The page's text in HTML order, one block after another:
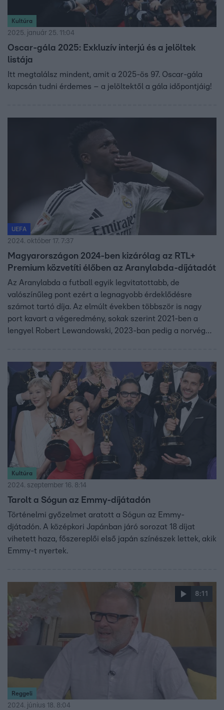
Kultúra
2025. január 25. 11:04
Oscar-gála 2025: Exkluzív interjú és a jelöltek
listája
Itt megtalálsz mindent, amit a 2025-ös 97. Oscar-gála
kapcsán tudni érdemes – a jelöltektől a gála időpontjáig!
UEFA
2024. október 17. 7:37
Magyarországon 2024-ben kizárólag az RTL+
Premium közvetíti élőben az Aranylabda-díjátadót
Az Aranylabda a futball egyik legvitatottabb, de
valószínűleg pont ezért a legnagyobb érdeklődésre
számot tartó díja. Az elmúlt években többször is nagy
port kavart a végeredmény, sokak szerint 2021-ben a
lengyel Robert Lewandowski, 2023-ban pedig a norvég
Hogy ezúttal lesz-e vita, vagy a sokak által biztos
befutónak gondolt Real Madrid-os Vinícius Júnior kapja
meg az Aranylabdát, kiderül október 28-án este, amikor
az RTL+ Premium élőben közvetíti a ceremóniát.
Kultúra
2024. szeptember 16. 8:14
Tarolt a Sógun az Emmy-díjátadón
Történelmi győzelmet aratott a Sógun az Emmy-
djátadón. A középkori Japánban járó sorozat 18 díjat
vihetett haza, főszereplői első japán színészek lettek, akik
Emmy-t nyertek.
8:11
Reggeli
2024. június 18. 8:04